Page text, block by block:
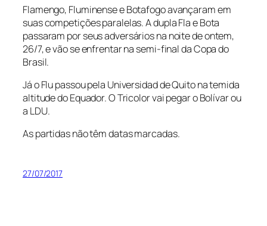
Flamengo, Fluminense e Botafogo avançaram em
suas competições paralelas. A dupla Fla e Bota
passaram por seus adversários na noite de ontem,
26/7, e vão se enfrentar na semi-final da Copa do
Brasil.
Já o Flu passou pela Universidad de Quito na temida
altitude do Equador. O Tricolor vai pegar o Bolívar ou
a LDU.
As partidas não têm datas marcadas.
27/07/2017